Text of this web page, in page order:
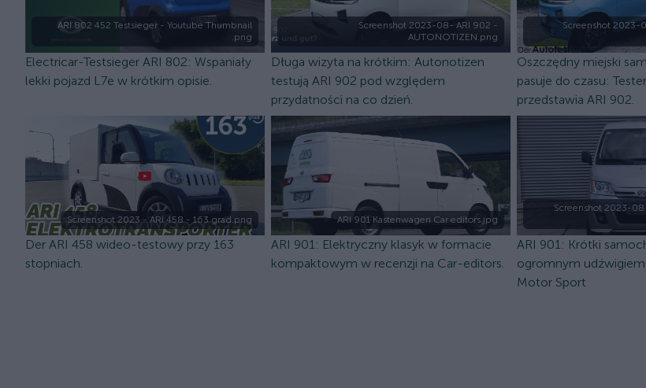
ARI 802 452 Testsieger - Youtube Thumbnail
.png
Electricar-Testsieger ARI 802: Wspaniały
lekki pojazd L7e w krótkim opisie.
Screenshot 2023-08- ARI 902 -
AUTONOTIZEN.png
Długa wizyta na krótkim: Autonotizen
testują ARI 902 pod względem
przydatności na co dzień.
Screenshot 2023-
Oszczędny miejski
pasuje do czasu:
przedstawia ARI 902.
Screenshot 2023 - ARI 458 - 163 grad.png
Der ARI 458 wideo-testowy przy 163
stopniach.
ARI 901 Kastenwagen Car editors.jpg
ARI 901: Elektryczny klasyk w formacie
kompaktowym w recenzji na Car-editors.
Screenshot 2023-
ARI 901: Krótki
ogromnym
Motor Sport